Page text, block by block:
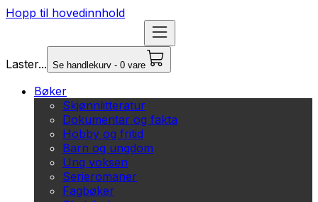
Hopp til hovedinnhold
Laster... Se handlekurv - 0 vare
Bøker
Skjønnlitteratur
Dokumentar og fakta
Hobby og fritid
Barn og ungdom
Ung voksen
Serieromaner
Fagbøker